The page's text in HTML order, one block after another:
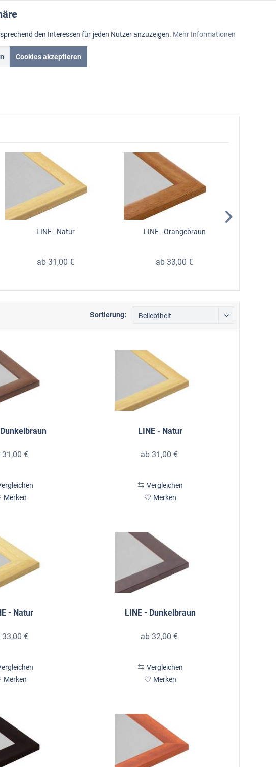
Aluminiumrahmen
LINE - Natur
ab 31,00 €
LINE - Orangebraun
ab 33,00 €
Sortierung:
31,00 €
Merken
LINE - Natur
ab 31,00 €
Vergleichen
Merken
- Natur
33,00 €
Merken
LINE - Dunkelbraun
ab 32,00 €
Vergleichen
Merken
den Interessen für jeden Nutzer anzuzeigen. Mehr Informationen
Cookies akzeptieren